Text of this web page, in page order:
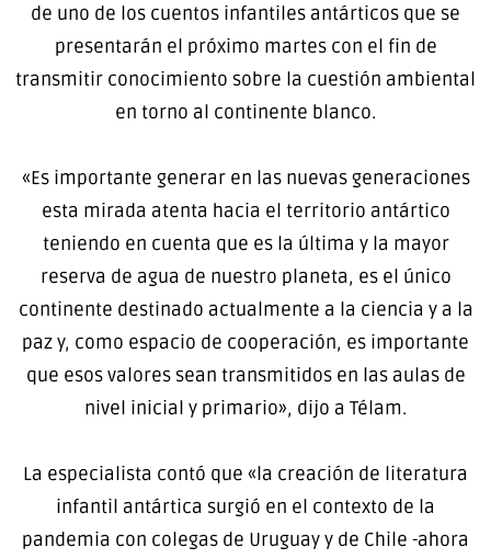
de uno de los cuentos infantiles antárticos que se
presentarán el próximo martes con el fin de
transmitir conocimiento sobre la cuestión ambiental
en torno al continente blanco.
«Es importante generar en las nuevas generaciones
esta mirada atenta hacia el territorio antártico
teniendo en cuenta que es la última y la mayor
reserva de agua de nuestro planeta, es el único
continente destinado actualmente a la ciencia y a la
paz y, como espacio de cooperación, es importante
que esos valores sean transmitidos en las aulas de
nivel inicial y primario», dijo a Télam.
La especialista contó que «la creación de literatura
infantil antártica surgió en el contexto de la
pandemia con colegas de Uruguay y de Chile -ahora